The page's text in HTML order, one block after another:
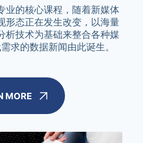
业的核心课程，随着新媒体
形态正在发生改变，以海量
析技术为基础来整合各种媒
求的数据新闻由此诞生。
MORE